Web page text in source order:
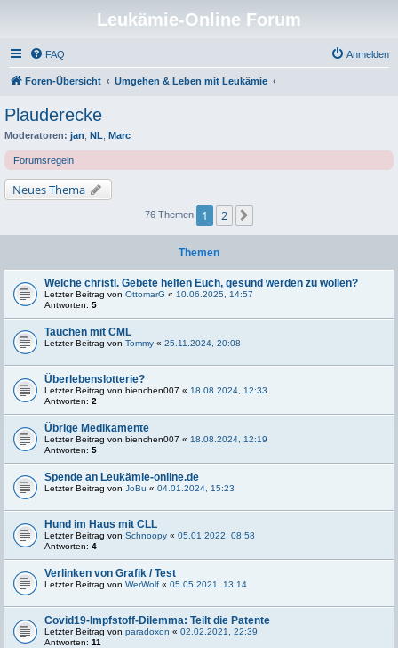
Leukämie-Online Forum
FAQ Anmelden
Foren-Übersicht Umgehen & Leben mit Leukämie
Plauderecke
Moderatoren: jan NL Marc
Forumsregeln
Neues Thema
76 Themen 1 2
Themen
Welche christl. Gebete helfen Euch, gesund werden zu wollen?
Letzter Beitrag von OttomarG « 10.06.2025, 14:57
Antworten: 5
Tauchen mit CML
Letzter Beitrag von Tommy « 25.11.2024, 20:08
Überlebenslotterie?
Letzter Beitrag von bienchen007 « 18.08.2024, 12:33
Antworten: 2
Übrige Medikamente
Letzter Beitrag von bienchen007 « 18.08.2024, 12:19
Antworten: 5
Spende an Leukämie-online.de
Letzter Beitrag von JoBu « 04.01.2024, 15:23
Hund im Haus mit CLL
Letzter Beitrag von Schnoopy « 05.01.2022, 08:58
Antworten: 4
Verlinken von Grafik / Test
Letzter Beitrag von WerWolf « 05.05.2021, 13:14
Covid19-Impfstoff-Dilemma: Teilt die Patente
Letzter Beitrag von paradoxon « 02.02.2021, 22:39
Antworten: 11